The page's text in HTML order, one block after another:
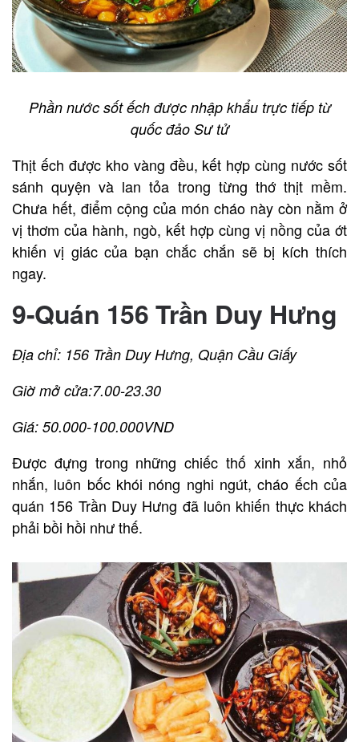
Phần nước sốt ếch được nhập khẩu trực tiếp từ
quốc đảo Sư tử
Thịt ếch được kho vàng đều, kết hợp cùng nước sốt
sánh quyện và lan tỏa trong từng thớ thịt mềm.
Chưa hết, điểm cộng của món cháo này còn nằm ở
vị thơm của hành, ngò, kết hợp cùng vị nồng của ớt
khiến vị giác của bạn chắc chắn sẽ bị kích thích
ngay.
9-Quán 156 Trần Duy Hưng
Địa chỉ: 156 Trần Duy Hưng, Quận Cầu Giấy
Giờ mở cửa:7.00-23.30
Giá: 50.000-100.000VND
Được đựng trong những chiếc thố xinh xắn, nhỏ
nhắn, luôn bốc khói nóng nghi ngút, cháo ếch của
quán 156 Trần Duy Hưng đã luôn khiến thực khách
phải bồi hồi như thế.